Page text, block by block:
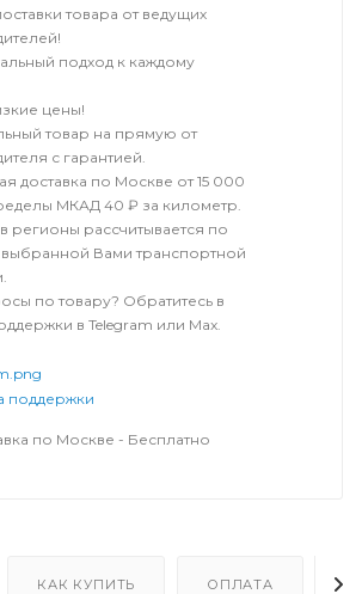
товара от ведущих
подход к каждому
цены!
товар на прямую от
с гарантией.
доставка по Москве от 15 000
МКАД 40 ₽ за километр.
регионы рассчитывается по
Вами транспортной
по товару? Обратитесь в
в Telegram или Max.
по Москве - Бесплатно
КАК КУПИТЬ ОПЛАТА